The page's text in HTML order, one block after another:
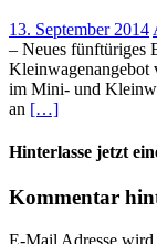
13. September 2014
– Neues fünftüriges
Kleinwagenangebot
im Mini- und
an […]
Hinterlasse jetzt
Kommentar
E-Mail Adresse